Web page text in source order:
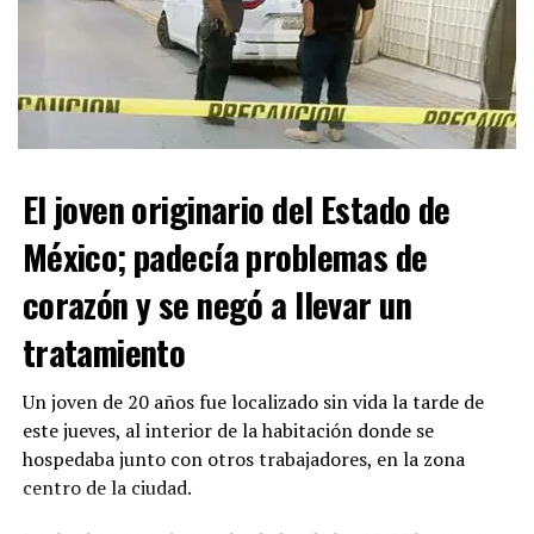
ADVERTISEMENT
Con Información Tomada de VANGUARDIA
El joven originario del Estado de
México; padecía problemas de
corazón y se negó a llevar un
tratamiento
Un joven de 20 años fue localizado sin vida la tarde de
este jueves, al interior de la habitación donde se
hospedaba junto con otros trabajadores, en la zona
centro de la ciudad.